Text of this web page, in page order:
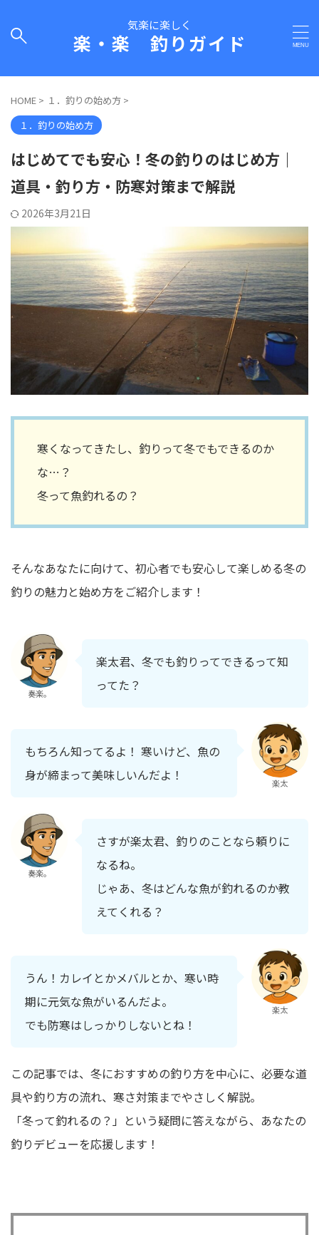
気楽に楽しく
楽・楽 釣りガイド
HOME > １．釣りの始め方 >
１．釣りの始め方
はじめてでも安心！冬の釣りのはじめ方｜
道具・釣り方・防寒対策まで解説
2026年3月21日
寒くなってきたし、釣りって冬でもできるのか
な…？
冬って魚釣れるの？
そんなあなたに向けて、初心者でも安心して楽しめる冬の
釣りの魅力と始め方をご紹介します！
奏楽。
楽太君、冬でも釣りってできるって知
ってた？
もちろん知ってるよ！ 寒いけど、魚の
身が締まって美味しいんだよ！
楽太
奏楽。
さすが楽太君、釣りのことなら頼りに
なるね。
じゃあ、冬はどんな魚が釣れるのか教
えてくれる？
うん！カレイとかメバルとか、寒い時
期に元気な魚がいるんだよ。
でも防寒はしっかりしないとね！
楽太
この記事では、冬におすすめの釣り方を中心に、必要な道
具や釣り方の流れ、寒さ対策までやさしく解説。
「冬って釣れるの？」という疑問に答えながら、あなたの
釣りデビューを応援します！